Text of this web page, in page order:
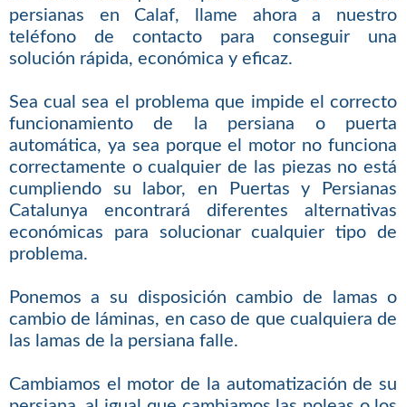
persianas en Calaf, llame ahora a nuestro
teléfono de contacto para conseguir una
solución rápida, económica y eficaz.
Sea cual sea el problema que impide el correcto
funcionamiento de la persiana o puerta
automática, ya sea porque el motor no funciona
correctamente o cualquier de las piezas no está
cumpliendo su labor, en Puertas y Persianas
Catalunya encontrará diferentes alternativas
económicas para solucionar cualquier tipo de
problema.
Ponemos a su disposición cambio de lamas o
cambio de láminas, en caso de que cualquiera de
las lamas de la persiana falle.
Cambiamos el motor de la automatización de su